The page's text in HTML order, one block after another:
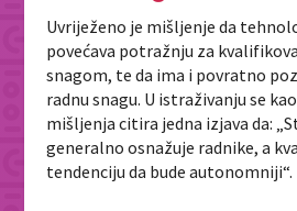
Uvriježeno je mišljenje da
povećava potražnju za
snagom, te da ima i povratno
radnu snagu. U istraživanju se
mišljenja citira jedna izjava da:
generalno osnažuje radnike, a
tendenciju da bude autonomniji“.